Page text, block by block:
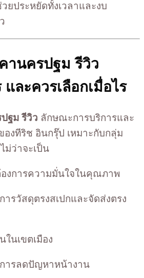
ยประหยัดทั้งเวลาและงบ
านครปฐม รีวิว
ละควรเลือกเมื่อไร
ฐม รีวิว ลักษณะการบริการและ
องทีริช อินกรุ๊ป เหมาะกับกลุ่ม
ม่ว่าจะเป็น
องการความมั่นใจในคุณภาพ
ารวัสดุตรงสเปกและจัดส่งตรง
ในเขตเมือง
ารลดปัญหาหน้างาน